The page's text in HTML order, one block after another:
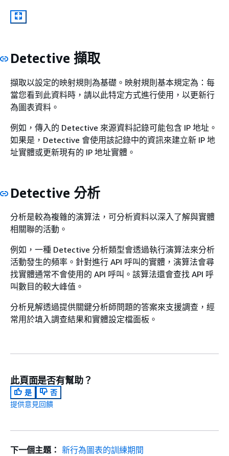
Detective 擷取
擷取以設定的映射規則為基礎。映射規則基本規定為：每
當您看到此資料時，請以此特定方式進行使用，以更新行
為圖表資料。
例如，傳入的 Detective 來源資料記錄可能包含 IP 地址。
如果是，Detective 會使用該記錄中的資訊來建立新 IP 地
址實體或更新現有的 IP 地址實體。
Detective 分析
分析是較為複雜的演算法，可分析資料以深入了解與實體
相關聯的活動。
例如，一種 Detective 分析類型會透過執行演算法來分析
活動發生的頻率。針對進行 API 呼叫的實體，演算法會尋
找實體通常不會使用的 API 呼叫。該算法還會查找 API 呼
叫數目的較大峰值。
分析見解透過提供關鍵分析師問題的答案來支援調查，經
常用於填入調查結果和實體設定檔面板。
此頁面是否有幫助？
是
否
提供意見回饋
下一個主題： 新行為圖表的訓練期間